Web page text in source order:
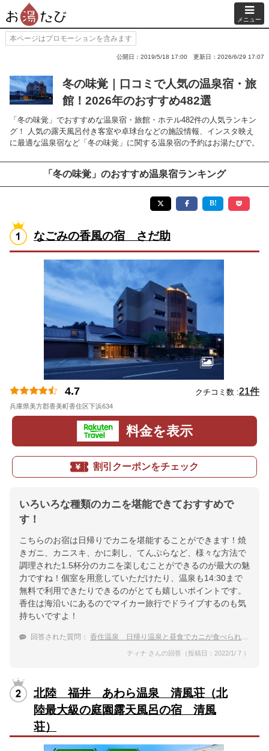
メニュー
本ページはプロモーションを含みます
公開日：2019/5/18 17:00 更新日：2026/6/29 17:07
冬の味覚｜口コミで人気の温泉宿・旅
館！2026年のおすすめ482選
「冬の味覚」でおすすめな温泉宿・旅館・ホテル482件の人気ランキン
グ！ 人気の露天風呂付き客室や卓球台などの施設情報、インスタ映え
に最適な温泉宿など「冬の味覚」に関する温泉宿の予約はお湯たびで。
「冬の味覚」のおすすめ温泉宿ランキング
なごみの香風の宿 さだ助
4.7 クチコミ数 :21件
兵庫県美方郡香美町香住区下浜634
料金を表示
割引クーポンをチェック
いろいろな種類のカニを堪能できておすすめで
す！
こちらのお宿は日帰りでカニを堪能することができます！焼
きガニ、カニスキ、かに刺し、てんぷらなど、様々な方法で
調理された1.5杯分のカニを楽しむことができるのが最大の魅
力ですね！個室を用意していただけたり、温泉も14:30まで
無料で利用できたりできるのがとても嬉しいポイントです。
香住は海沿いにあるのでマイカー旅行でドライブするのも気
持ちいですよ！
回答された質問： 香住温泉 日帰り温泉と昼食でカニが食べられる人気の宿
ティナ さんの回答（投稿日：2022/1/ 7 ）
北陸 福井 あわら温泉 清風荘（北
陸最大級の庭園露天風呂の宿 清風
荘）